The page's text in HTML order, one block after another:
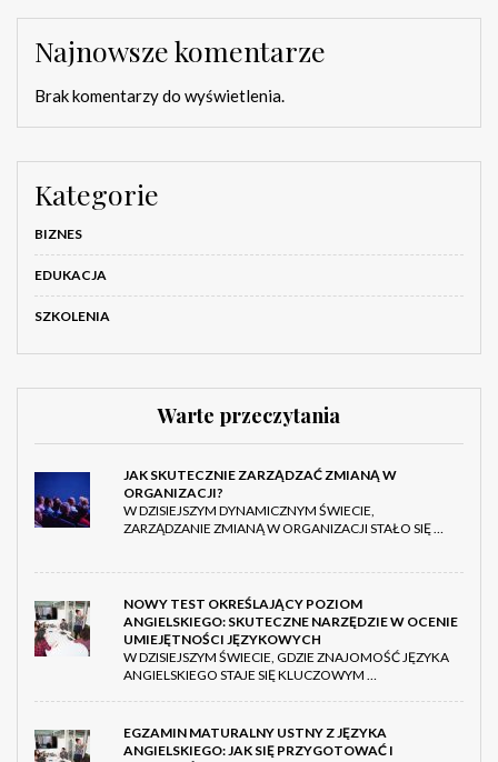
Najnowsze komentarze
Brak komentarzy do wyświetlenia.
Kategorie
BIZNES
EDUKACJA
SZKOLENIA
Warte przeczytania
JAK SKUTECZNIE ZARZĄDZAĆ ZMIANĄ W
ORGANIZACJI?
W DZISIEJSZYM DYNAMICZNYM ŚWIECIE,
ZARZĄDZANIE ZMIANĄ W ORGANIZACJI STAŁO SIĘ …
NOWY TEST OKREŚLAJĄCY POZIOM
ANGIELSKIEGO: SKUTECZNE NARZĘDZIE W OCENIE
UMIEJĘTNOŚCI JĘZYKOWYCH
W DZISIEJSZYM ŚWIECIE, GDZIE ZNAJOMOŚĆ JĘZYKA
ANGIELSKIEGO STAJE SIĘ KLUCZOWYM …
EGZAMIN MATURALNY USTNY Z JĘZYKA
ANGIELSKIEGO: JAK SIĘ PRZYGOTOWAĆ I